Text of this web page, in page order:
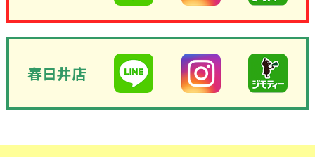
春日井店